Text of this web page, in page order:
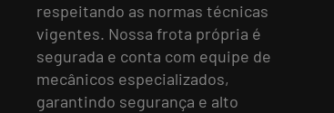
respeitando as normas técnicas
vigentes. Nossa frota própria é
segurada e conta com equipe de
mecânicos especializados,
garantindo segurança e alto